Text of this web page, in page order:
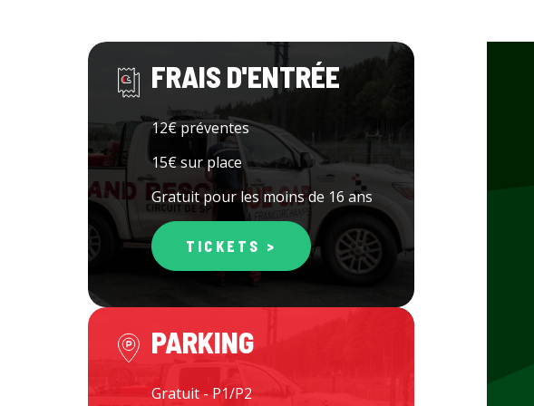
FRAIS D'ENTRÉE
12€ préventes
15€ sur place
Gratuit pour les moins de 16 ans
TICKETS >
PARKING
Gratuit - P1/P2